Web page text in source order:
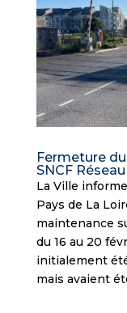
Fermeture
SNCF
La Ville
Pays de La
maintenance
du 16 au 20
initialement
mais avaient